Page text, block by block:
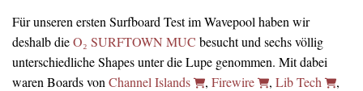
Für unseren ersten Surfboard Test im Wavepool haben wir
deshalb dieO₂ SURFTOWN MUC besucht und sechs völlig
unterschiedliche Shapes unter die Lupe genommen. Mit dabei
waren Boards von Channel Islands , Firewire , Lib Tech
,